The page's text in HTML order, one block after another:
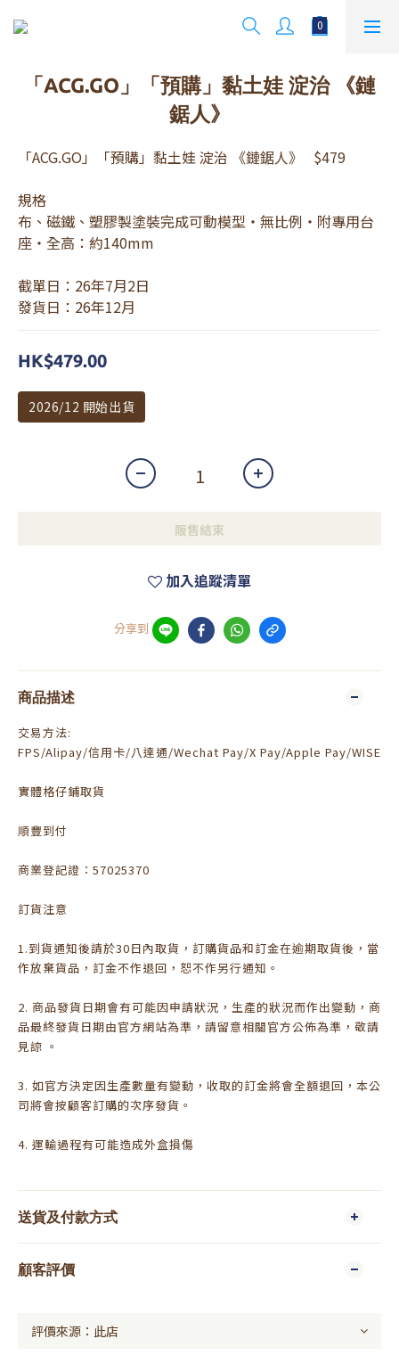
「ACG.GO」「預購」黏土娃 淀治 《鏈
鋸人》
「ACG.GO」「預購」黏土娃 淀治 《鏈鋸人》   $479
規格
布、磁鐵、塑膠製塗裝完成可動模型・無比例・附專用台
座・全高：約140mm
截單日：26年7月2日
發貨日：26年12月
HK$479.00
2026/12 開始出貨
販售結束
加入追蹤清單
分享到
商品描述
交易方法:
FPS/Alipay/信用卡/八達通/Wechat Pay/X Pay/Apple Pay/WISE
實體格仔鋪取貨
順豐到付
商業登記證：57025370
訂貨注意
1.到貨通知後請於30日內取貨，訂購貨品和訂金在逾期取貨後，當
作放棄貨品，訂金不作退回，恕不作另行通知。
2. 商品發貨日期會有可能因申請狀況，生產的狀況而作出變動，商
品最終發貨日期由官方網站為準，請留意相關官方公佈為準，敬請
見諒 。
3. 如官方決定因生產數量有變動，收取的訂金將會全額退回，本公
司將會按顧客訂購的次序發貨。
4. 運輸過程有可能造成外盒損傷
送貨及付款方式
顧客評價